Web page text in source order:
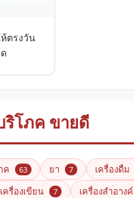
ตรงวัน
ริโภค ขายดี
ค 63 ยา 7 เครื่องดื่ม
เครื่องเขียน 7 เครื่องสำอางค์